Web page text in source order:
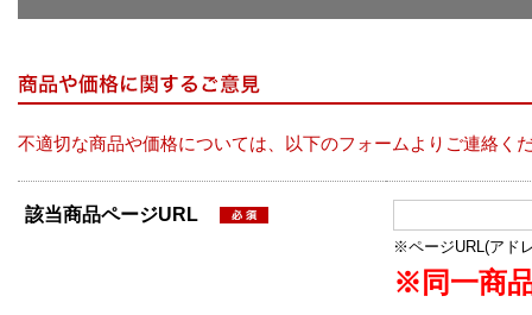
不適切な商品や価格については、以下のフォームよりご連絡く
該当商品ページURL
※ページURL(アド
※同一商